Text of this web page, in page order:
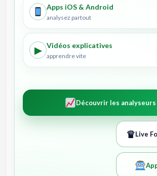
Apps iOS & Android
analysez partout
▶ Vidéos explicatives
apprendre vite
Découvrir les analyseurs
♛Live